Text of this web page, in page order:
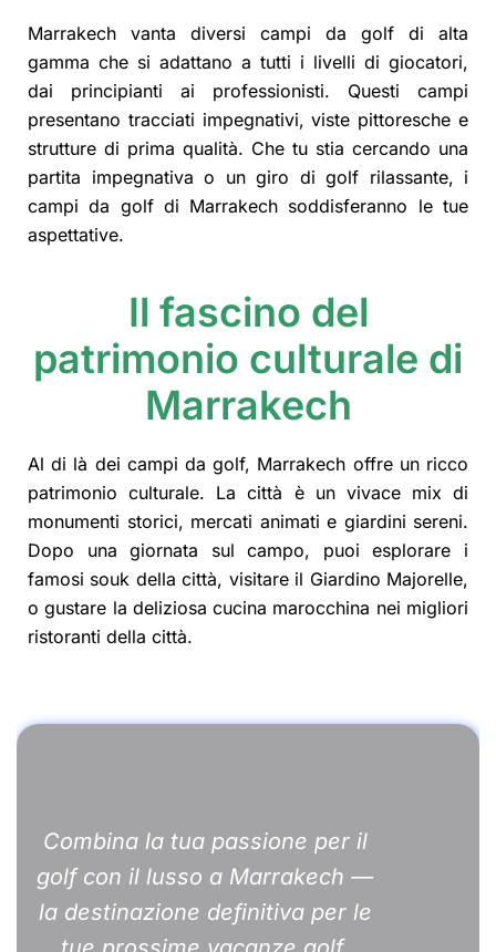
Marrakech vanta diversi campi da golf di alta
gamma che si adattano a tutti i livelli di giocatori,
dai principianti ai professionisti. Questi campi
presentano tracciati impegnativi, viste pittoresche e
strutture di prima qualità. Che tu stia cercando una
partita impegnativa o un giro di golf rilassante, i
campi da golf di Marrakech soddisferanno le tue
aspettative.
Il fascino del
patrimonio culturale di
Marrakech
Al di là dei campi da golf, Marrakech offre un ricco
patrimonio culturale. La città è un vivace mix di
monumenti storici, mercati animati e giardini sereni.
Dopo una giornata sul campo, puoi esplorare i
famosi souk della città, visitare il Giardino Majorelle,
o gustare la deliziosa cucina marocchina nei migliori
ristoranti della città.
Combina la tua passione per il
golf con il lusso a Marrakech —
la destinazione definitiva per le